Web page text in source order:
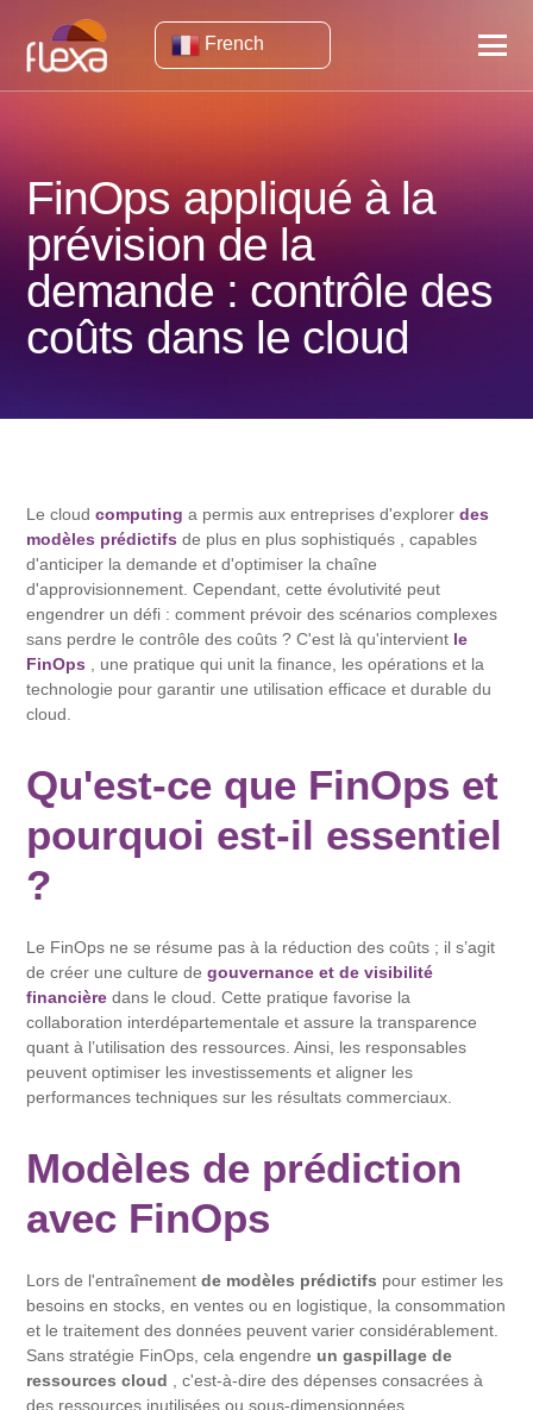
French
FinOps appliqué à la
prévision de la
demande : contrôle des
coûts dans le cloud
Le cloudcomputing a permis aux entreprises d'explorerdes
modèles prédictifs de plus en plus sophistiqués , capables
d'anticiper la demande et d'optimiser la chaîne
d'approvisionnement. Cependant, cette évolutivité peut
engendrer un défi : comment prévoir des scénarios complexes
sans perdre le contrôle des coûts ? C'est là qu'intervient le
FinOps , une pratique qui unit la finance, les opérations et la
technologie pour garantir une utilisation efficace et durable du
cloud.
Qu'est-ce que FinOps et
pourquoi est-il essentiel
?
Le FinOps ne se résume pas à la réduction des coûts ; il s’agit
de créer une culture degouvernance et de visibilité
financière dans le cloud. Cette pratique favorise la
collaboration interdépartementale et assure la transparence
quant à l’utilisation des ressources. Ainsi, les responsables
peuvent optimiser les investissements et aligner les
performances techniques sur les résultats commerciaux.
Modèles de prédiction
avec FinOps
Lors de l'entraînementde modèles prédictifs pour estimer les
besoins en stocks, en ventes ou en logistique, la consommation
et le traitement des données peuvent varier considérablement.
Sans stratégie FinOps, cela engendre un gaspillage de
ressources cloud , c'est-à-dire des dépenses consacrées à
des ressources inutilisées ou sous-dimensionnées.